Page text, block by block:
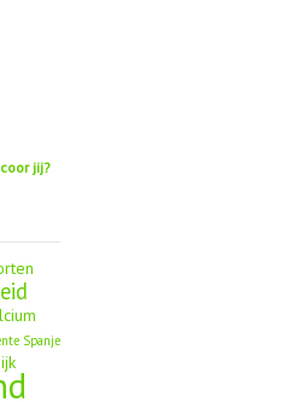
jij?
Spanje